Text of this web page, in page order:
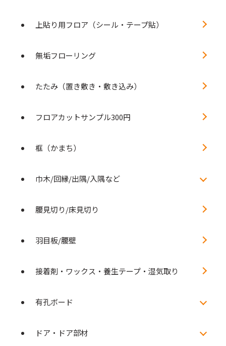
上貼り用フロア（シール・テープ貼）
無垢フローリング
たたみ（置き敷き・敷き込み）
フロアカットサンプル300円
框（かまち）
巾木/回縁/出隅/入隅など
腰見切り/床見切り
羽目板/腰壁
接着剤・ワックス・養生テープ・湿気取り
有孔ボード
ドア・ドア部材